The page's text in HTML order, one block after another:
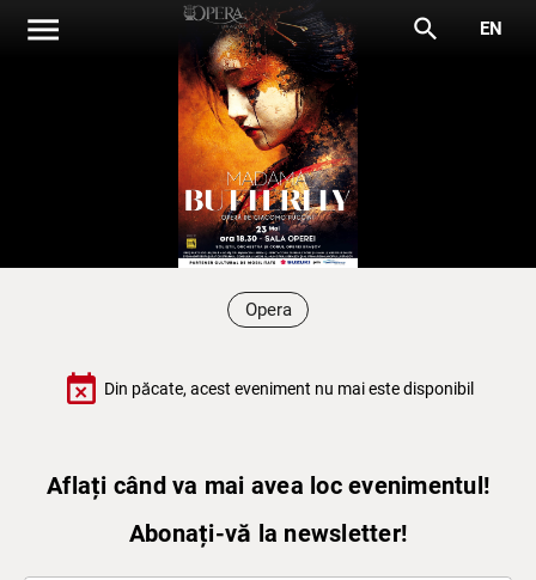
menu search EN
Opera
event_busy Din păcate, acest eveniment nu mai este disponibil
Aflați când va mai avea loc evenimentul!
Abonați-vă la newsletter!